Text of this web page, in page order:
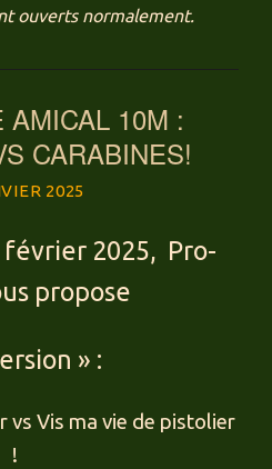
ouverts normalement.
AMICAL 10M :
CARABINES!
2025
février 2025, Pro-
propose
» :
vs Vis ma vie de pistolier
!